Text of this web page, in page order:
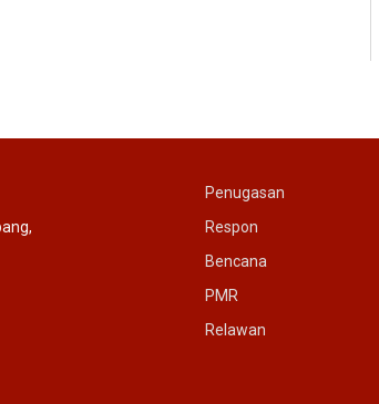
Penugasan
Respon
Bencana
PMR
Relawan